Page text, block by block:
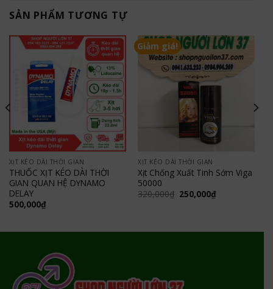
SẢN PHẨM TƯƠNG TỰ
XỊT KÉO DÀI THỜI GIAN
THUỐC XỊT KÉO DÀI THỜI
GIAN QUAN HỆ DYNAMO
DELAY
500,000₫
Giảm giá!
XỊT KÉO DÀI THỜI GIAN
Xịt Chống Xuất Tinh Sớm Viga
50000
320,000₫ Giá
gốc
250,000₫Giá